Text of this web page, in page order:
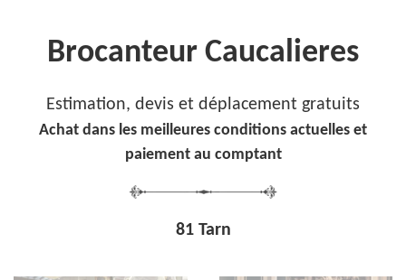
Brocanteur Caucalieres
Estimation, devis et déplacement gratuits
Achat dans les meilleures conditions actuelles et
paiement au comptant
81 Tarn